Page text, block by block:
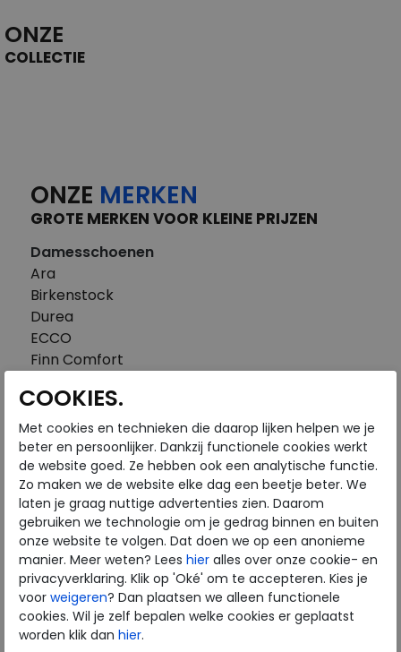
ONZE
COLLECTIE
ONZE MERKEN
GROTE MERKEN VOOR KLEINE PRIJZEN
Damesschoenen
Ara
Birkenstock
Durea
ECCO
Finn Comfort
Gabor
Piedi Nudi
Pikolinos
Solidus
Think
Waldlaufer
Westland
Wolky
Herenschoenen
Australian
Birkenstock
Clarks
COOKIES.
Met cookies en technieken die daarop lijken helpen we je
beter en persoonlijker. Dankzij functionele cookies werkt
de website goed. Ze hebben ook een analytische functie.
Zo maken we de website elke dag een beetje beter. We
laten je graag nuttige advertenties zien. Daarom
gebruiken we technologie om je gedrag binnen en buiten
onze website te volgen. Dat doen we op een anonieme
manier. Meer weten? Lees hier alles over onze cookie- en
privacyverklaring. Klik op 'Oké' om te accepteren. Kies je
voor weigeren? Dan plaatsen we alleen functionele
cookies. Wil je zelf bepalen welke cookies er geplaatst
worden klik dan hier.